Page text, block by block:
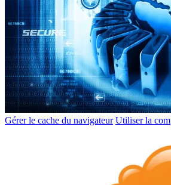
Gérer le cache du navigateur Utiliser la